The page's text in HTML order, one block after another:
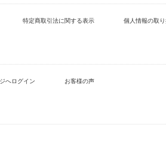
特定商取引法に関する表示 個人情報の取
へログイン お客様の声